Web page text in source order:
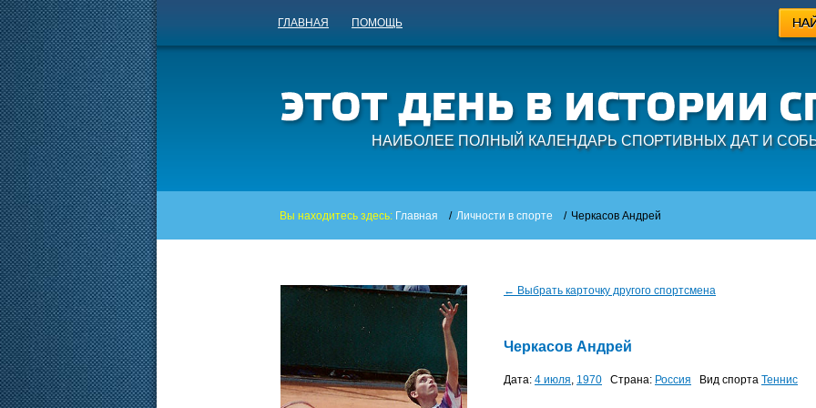
ГЛАВНАЯ ПОМОЩЬ
НАИБОЛЕЕ ПОЛНЫЙ КАЛЕНДАРЬ СПОРТИВНЫХ ДАТ И
Вы находитесь здесь: Главная / Личности в спорте / Черкасов Андрей
← Выбрать карточку другого спортсмена
Черкасов Андрей
Дата: 4 июля, 1970 Страна: Россия Вид спорта Теннис